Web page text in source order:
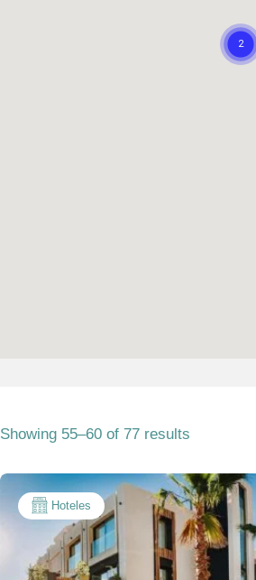
Showing 55–60 of 77 results
Hoteles